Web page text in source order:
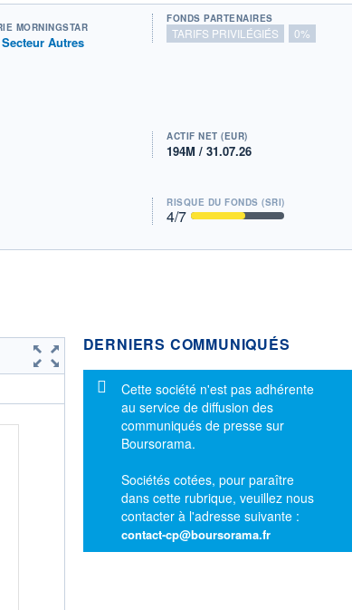
MORNINGSTAR
Autres
FONDS PARTENAIRES
TARIFS PRIVILÉGIÉS 0%
ACTIF NET (EUR)
194M / 31.07.26
RISQUE DU FONDS (SRI)
4/7
DERNIERS COMMUNIQUÉS
Message d'information
Cette société n'est pas adhérente
au service de diffusion des
communiqués de presse sur
Boursorama.
Sociétés cotées, pour paraître
dans cette rubrique, veuillez nous
contacter à l'adresse suivante :
contact-cp@boursorama.fr